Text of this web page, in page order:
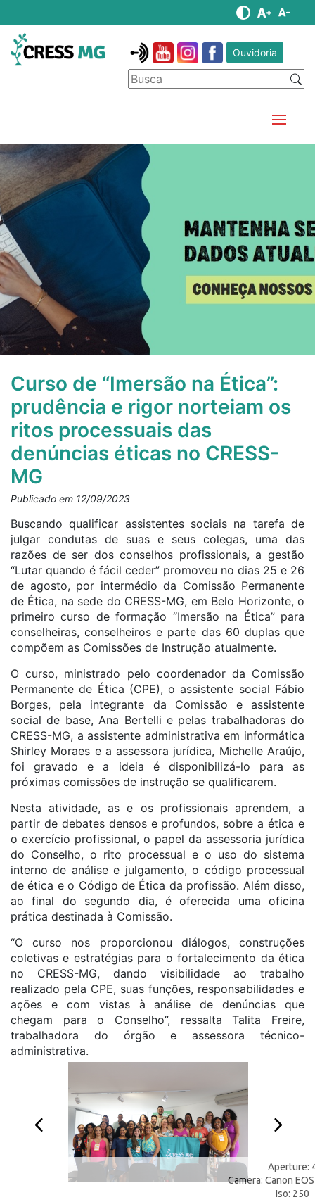
Ouvidoria
Curso de “Imersão na Ética”:
prudência e rigor norteiam os
ritos processuais das
denúncias éticas no CRESS-
MG
Publicado em 12/09/2023
Buscando qualificar assistentes sociais na tarefa de
julgar condutas de suas e seus colegas, uma das
razões de ser dos conselhos profissionais, a gestão
“Lutar quando é fácil ceder” promoveu no dias 25 e 26
de agosto, por intermédio da Comissão Permanente
de Ética, na sede do CRESS-MG, em Belo Horizonte, o
primeiro curso de formação “Imersão na Ética” para
conselheiras, conselheiros e parte das 60 duplas que
compõem as Comissões de Instrução atualmente.
O curso, ministrado pelo coordenador da Comissão
Permanente de Ética (CPE), o assistente social Fábio
Borges, pela integrante da Comissão e assistente
social de base, Ana Bertelli e pelas trabalhadoras do
CRESS-MG, a assistente administrativa em informática
Shirley Moraes e a assessora jurídica, Michelle Araújo,
foi gravado e a ideia é disponibilizá-lo para as
próximas comissões de instrução se qualificarem.
Nesta atividade, as e os profissionais aprendem, a
partir de debates densos e profundos, sobre aética e
o exercício profissional, o papel da assessoria jurídica
do Conselho, o rito processual e o uso do sistema
interno de análise e julgamento, o código processual
deética e o Código de Ética da profissão. Além disso,
ao final do segundo dia, é oferecida uma oficina
prática destinada à Comissão.
“O curso nos proporcionou diálogos, construções
coletivas e estratégias para o fortalecimento da ética
no CRESS-MG, dando visibilidade ao trabalho
realizado pela CPE, suas funções, responsabilidades e
ações e com vistas à análise de denúncias que
chegam para o Conselho”, ressalta Talita Freire,
trabalhadora do órgão e assessora técnico-
administrativa.
Aperture:
Camera: Canon
Iso: 250